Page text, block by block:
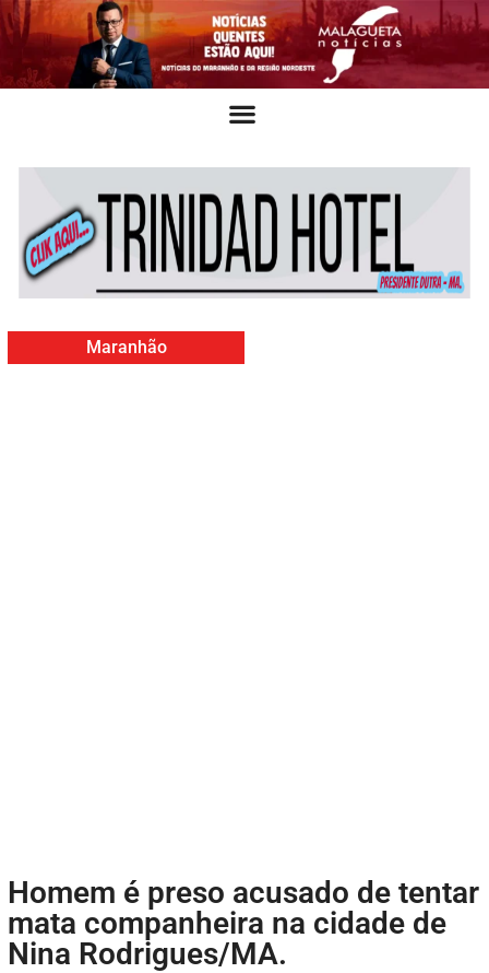
Maranhão
Homem é preso acusado de tentar
mata companheira na cidade de
Nina Rodrigues/MA.